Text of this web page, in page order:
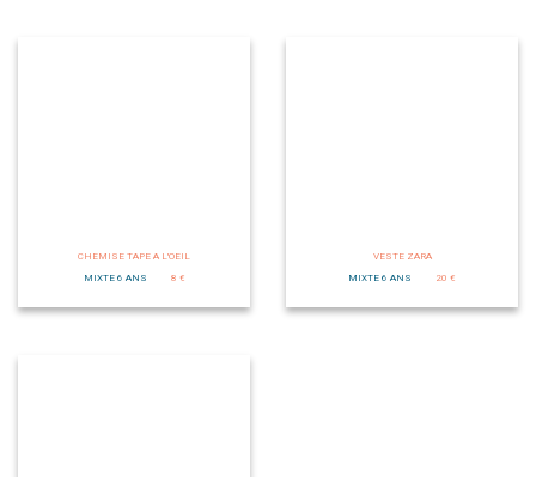
CHEMISE TAPE A L'OEIL
MIXTE 6 ANS
8 €
VESTE ZARA
MIXTE 6 ANS
20 €